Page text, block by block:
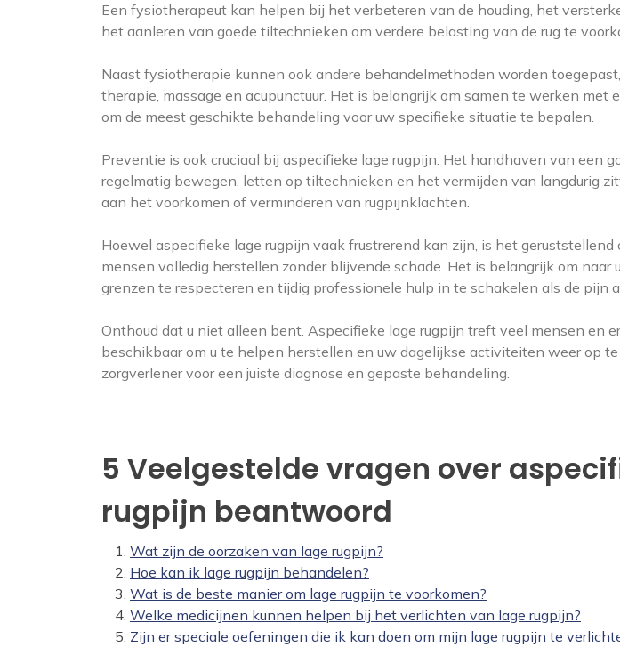
Een fysiotherapeut kan helpen bij het verbeteren van de houding, het
het aanleren van goede tiltechnieken om verdere belasting van de rug te
Naast fysiotherapie kunnen ook andere behandelmethoden worden
therapie, massage en acupunctuur. Het is belangrijk om samen te werken met
om de meest geschikte behandeling voor uw specifieke situatie te bepalen.
Preventie is ook cruciaal bij aspecifieke lage rugpijn. Het handhaven van een
regelmatig bewegen, letten op tiltechnieken en het vermijden van langdurig
aan het voorkomen of verminderen van rugpijnklachten.
Hoewel aspecifieke lage rugpijn vaak frustrerend kan zijn, is het
mensen volledig herstellen zonder blijvende schade. Het is belangrijk om naar
grenzen te respecteren en tijdig professionele hulp in te schakelen als de pijn
Onthoud dat u niet alleen bent. Aspecifieke lage rugpijn treft veel mensen en
beschikbaar om u te helpen herstellen en uw dagelijkse activiteiten weer op
zorgverlener voor een juiste diagnose en gepaste behandeling.
5 Veelgestelde vragen over
rugpijn beantwoord
Wat zijn de oorzaken van lage rugpijn?
Hoe kan ik lage rugpijn behandelen?
Wat is de beste manier om lage rugpijn te voorkomen?
Welke medicijnen kunnen helpen bij het verlichten van lage rugpijn?
Zijn er speciale oefeningen die ik kan doen om mijn lage rugpijn te